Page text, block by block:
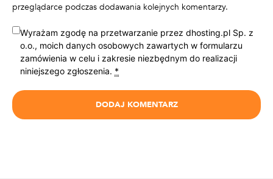
przeglądarce podczas dodawania kolejnych komentarzy.
Wyrażam zgodę na przetwarzanie przez dhosting.pl Sp. z
o.o., moich danych osobowych zawartych w formularzu
zamówienia w celu i zakresie niezbędnym do realizacji
niniejszego zgłoszenia. *